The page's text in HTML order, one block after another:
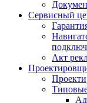
Сервисный
Акт